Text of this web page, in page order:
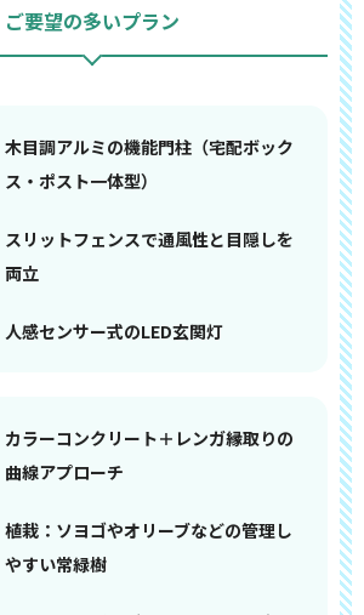
ご要望の多いプラン
木目調アルミの機能門柱（宅配ボック
ス・ポスト一体型）
スリットフェンスで通風性と目隠しを
両立
人感センサー式のLED玄関灯
カラーコンクリート＋レンガ縁取りの
曲線アプローチ
植栽：ソヨゴやオリーブなどの管理し
やすい常緑樹